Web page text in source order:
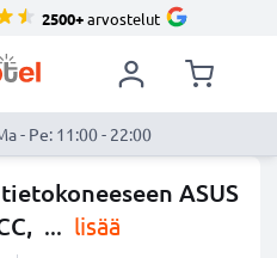
2500+arvostelut
- Pe: 11:00 - 22:00
ASUS
... lisää